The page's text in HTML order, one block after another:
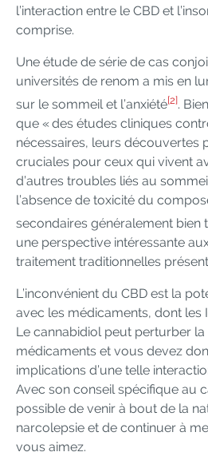
l’interaction entre le CBD et
comprise.
Une étude de série de cas
universités de renom a mis en
sur le sommeil et l’anxiété[2].
que « des études cliniques
nécessaires, leurs découvertes
cruciales pour ceux qui vivent
d’autres troubles liés au
l’absence de toxicité du
secondaires généralement bien
une perspective intéressante
traitement traditionnelles
L’inconvénient du CBD est la
avec les médicaments, dont les
Le cannabidiol peut perturber
médicaments et vous devez
implications d’une telle
Avec son conseil spécifique au
possible de venir à bout de la
narcolepsie et de continuer à
vous aimez.